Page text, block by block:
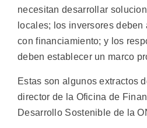
necesitan desarrollar
locales; los inversores deben
con financiamiento; y los
deben establecer un marco
Estas son algunos extractos
director de la Oficina de
Desarrollo Sostenible de la